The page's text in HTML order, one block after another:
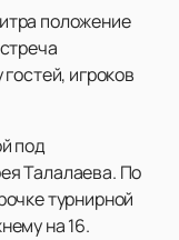
положение
игроков
под
Талалаева. По
турнирной
на 16.